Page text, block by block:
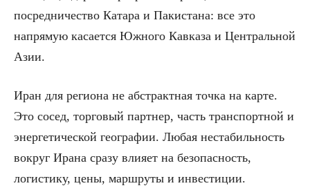
посредничество Катара и Пакистана: все это
напрямую касается Южного Кавказа и Центральной
Азии.
Иран для региона не абстрактная точка на карте.
Это сосед, торговый партнер, часть транспортной и
энергетической географии. Любая нестабильность
вокруг Ирана сразу влияет на безопасность,
логистику, цены, маршруты и инвестиции.